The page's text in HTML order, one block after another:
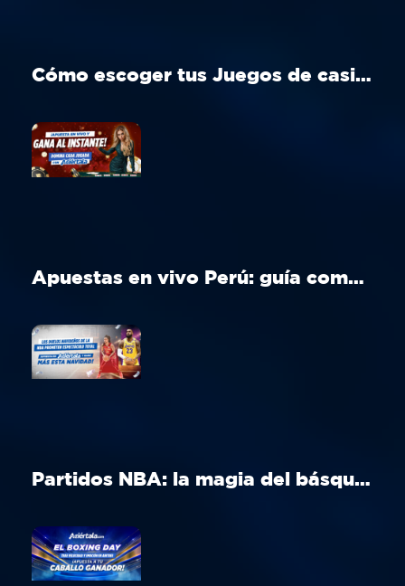
Cómo escoger tus Juegos de casino Perú ideal en Aciértala
Apuestas en vivo Perú: guía completa para apostar en tiempo real
Partidos NBA: la magia del básquet en Navidad